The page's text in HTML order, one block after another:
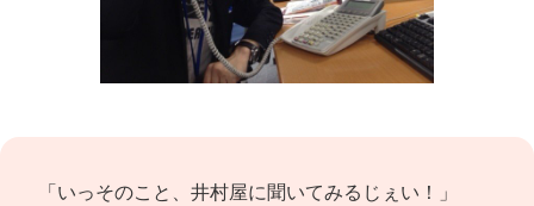
「いっそのこと、井村屋に聞いてみるじぇい！」